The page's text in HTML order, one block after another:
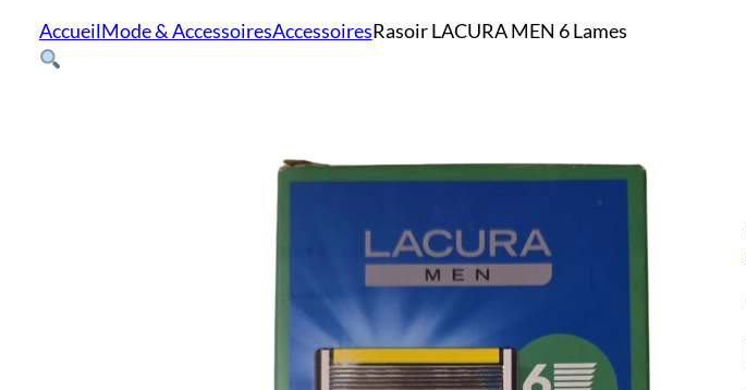
AccueilMode & AccessoiresAccessoiresRasoir LACURA MEN 6 Lames